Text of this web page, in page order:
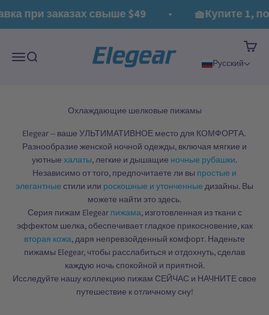
the
при заказах свыше $49 🧺Купите 1,
Меню
Поиск Elegear
Русский
Elegear -- ваше УЛЬТИМАТИВНОЕ место для КОМФОРТА.
Разнообразие женской ночной одежды, включая мягкие и
уютные халаты, легкие и дышащие ночные рубашки.
Независимо от того, предпочитаете ли вы простые и
элегантные стили или роскошные и утонченные дизайны. Вы
можете найти это здесь.
Серия пижам Elegear пижама, изготовленная из ткани с
эффектом шелка, обеспечивает гладкое прикосновение, как
вторая кожа, даря непревзойденный комфорт. Наденьте
пижамы Elegear, чтобы расслабиться и отдохнуть, сделав
каждую ночь спокойной и приятной.
Исследуйте нашу коллекцию пижам СЕЙЧАС и НАЧНИТЕ свое
путешествие к отличному сну!